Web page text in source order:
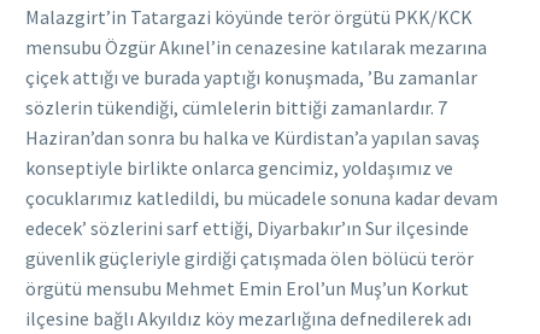
Malazgirt’in Tatargazi köyünde terör örgütü PKK/KCK
mensubu Özgür Akınel’in cenazesine katılarak mezarına
çiçek attığı ve burada yaptığı konuşmada, ’Bu zamanlar
sözlerin tükendiği, cümlelerin bittiği zamanlardır. 7
Haziran’dan sonra bu halka ve Kürdistan’a yapılan savaş
konseptiyle birlikte onlarca gencimiz, yoldaşımız ve
çocuklarımız katledildi, bu mücadele sonuna kadar devam
edecek’ sözlerini sarf ettiği, Diyarbakır’ın Sur ilçesinde
güvenlik güçleriyle girdiği çatışmada ölen bölücü terör
örgütü mensubu Mehmet Emin Erol’un Muş’un Korkut
ilçesine bağlı Akyıldız köy mezarlığına defnedilerek adı